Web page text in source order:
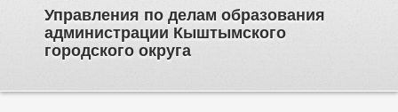
Управления по делам образования
администрации Кыштымского
городского округа
Известные выпускники
Пионерское движение